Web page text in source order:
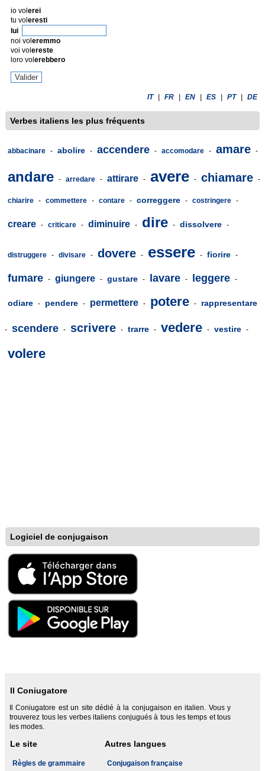
io vol erei
tu vol eresti
lui
noi vol eremmo
voi vol ereste
loro vol erebbero
IT FR EN ES PT DE
Verbes italiens les plus fréquents
abbacinare - abolire - accendere - accomodare - amare -
andare - arredare - attirare - avere - chiamare -
chiarire - commettere - contare - correggere - costringere -
creare - criticare - diminuire - dire - dissolvere -
distruggere - divisare - dovere - essere - fiorire -
fumare - giungere - gustare - lavare - leggere -
odiare - pendere - permettere - potere - rappresentare
- scendere - scrivere - trarre - vedere - vestire -
volere
Logiciel de conjugaison
Il Coniugatore
Il Coniugatore est un site dédié à la conjugaison en italien. Vous y
trouverez tous les verbes italiens conjugués à tous les temps et tous
les modes.
Le site
Règles de grammaire
Autres langues
Conjugaison française